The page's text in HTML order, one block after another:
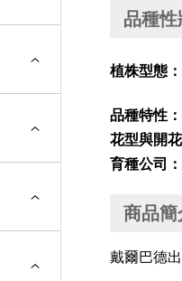
品種性
植株型態：
品種特性：
花型與開花
育種公司：
商品簡
戴爾巴德